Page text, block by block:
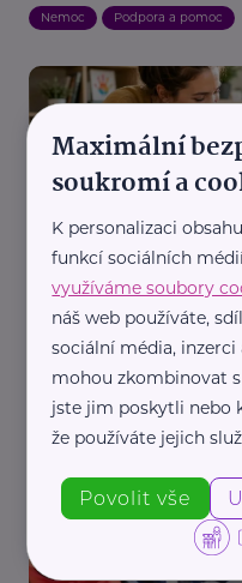
Nemoc Podpora a pomoc
Nadační fond SPOLUŽIVOT
Někdy stačí někdo,
péče hledá nové
Děti Dospívání
Maximální
soukromí a
K personalizaci
funkcí sociálních
využíváme soubory
náš web používáte,
sociální média,
mohou zkombinovat
jste jim poskytli nebo
že používáte jejich
Povolit vše